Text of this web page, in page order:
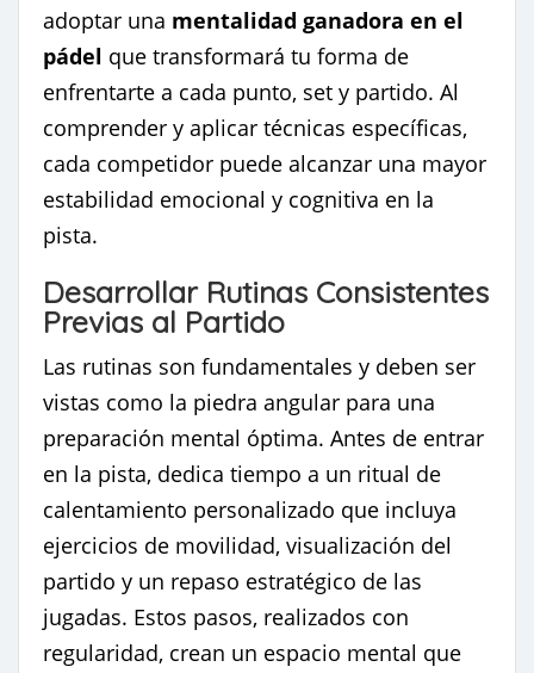
adoptar una mentalidad ganadora en el
pádel que transformará tu forma de
enfrentarte a cada punto, set y partido. Al
comprender y aplicar técnicas específicas,
cada competidor puede alcanzar una mayor
estabilidad emocional y cognitiva en la
pista.
Desarrollar Rutinas Consistentes
Previas al Partido
Las rutinas son fundamentales y deben ser
vistas como la piedra angular para una
preparación mental óptima. Antes de entrar
en la pista, dedica tiempo a un ritual de
calentamiento personalizado que incluya
ejercicios de movilidad, visualización del
partido y un repaso estratégico de las
jugadas. Estos pasos, realizados con
regularidad, crean un espacio mental que